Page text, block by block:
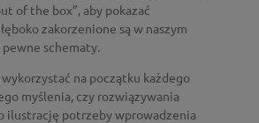
of the box”, aby pokazać
zakorzenione są w naszym
schematy.
na początku każdego
myślenia, czy rozwiązywania
ilustrację potrzeby wprowadzenia